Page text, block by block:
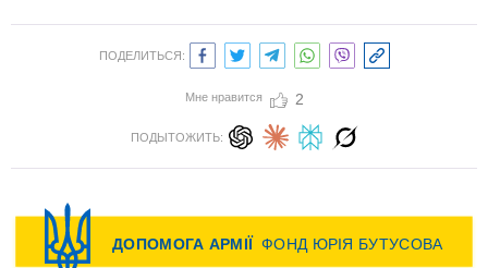
ПОДЕЛИТЬСЯ:
Мне нравится 2
ПОДЫТОЖИТЬ: